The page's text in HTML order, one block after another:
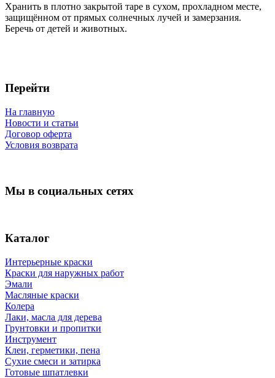
Хранить в плотно закрытой таре в сухом, прохладном месте,
защищённом от прямых солнечных лучей и замерзания.
Беречь от детей и животных.
Перейти
На главную
Новости и статьи
Договор оферта
Условия возврата
Мы в социальных сетях
Каталог
Интерьерные краски
Краски для наружных работ
Эмали
Масляные краски
Колера
Лаки, масла для дерева
Грунтовки и пропитки
Инструмент
Клеи, герметики, пена
Сухие смеси и затирка
Готовые шпатлевки